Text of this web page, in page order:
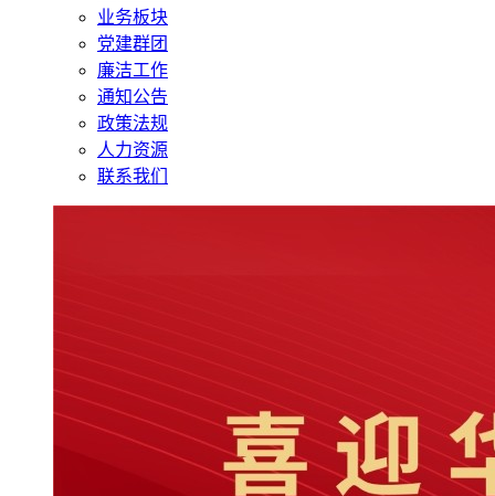
业务板块
党建群团
廉洁工作
通知公告
政策法规
人力资源
联系我们